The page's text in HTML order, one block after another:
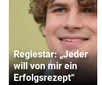
Regiestar: „Jeder
will von mir ein
Erfolgsrezept“